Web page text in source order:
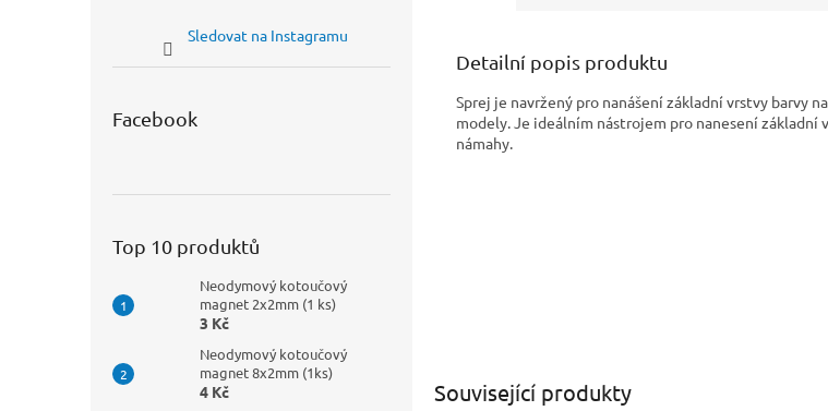
Sledovat na Instagramu
Facebook
Top 10 produktů
Neodymový kotoučový
magnet 2x2mm (1 ks)
3 Kč
Neodymový kotoučový
magnet 8x2mm (1ks)
4 Kč Související produkty
Detailní popis produktu
Sprej je navržený pro nanášení základní vrstvy barvy
modely. Je ideálním nástrojem pro nanesení základní
námahy.